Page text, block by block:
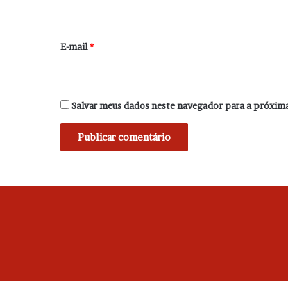
*
E-mail*
Salvar meus dados neste navegador para a